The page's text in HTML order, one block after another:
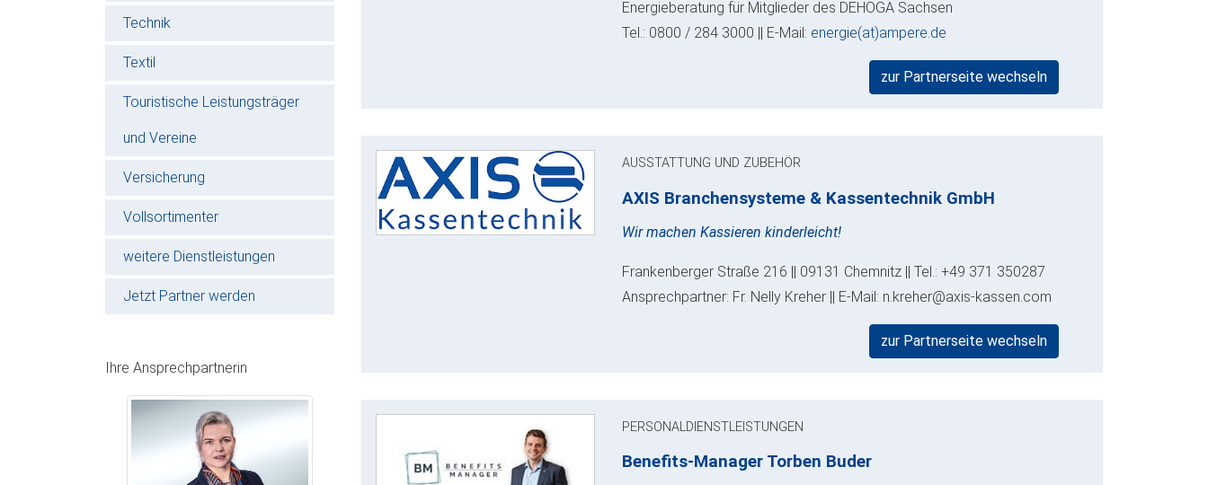
Technik
Textil
Touristische Leistungsträger
und Vereine
Versicherung
Vollsortimenter
weitere Dienstleistungen
Jetzt Partner werden
Ihre Ansprechpartnerin
Energieberatung für Mitglieder des DEHOGA Sachsen
Tel.: 0800 / 284 3000 || E-Mail: energie(at)ampere.de
zur Partnerseite wechseln
AUSSTATTUNG UND ZUBEHÖR
AXIS Branchensysteme & Kassentechnik GmbH
Wir machen Kassieren kinderleicht!
Frankenberger Straße 216 || 09131 Chemnitz || Tel.: +49 371 350287
Ansprechpartner: Fr. Nelly Kreher || E-Mail: n.kreher@axis-kassen.com
zur Partnerseite wechseln
PERSONALDIENSTLEISTUNGEN
Benefits-Manager Torben Buder